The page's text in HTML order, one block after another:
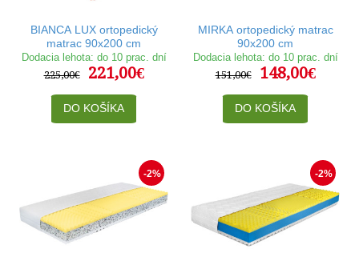
BIANCA LUX ortopedický
matrac 90x200 cm
Dodacia lehota: do 10 prac. dní
225,00€
221,00€
DO KOŠÍKA
MIRKA ortopedický matrac
90x200 cm
Dodacia lehota: do 10 prac. dní
151,00€
148,00€
DO KOŠÍKA
-2% -2%